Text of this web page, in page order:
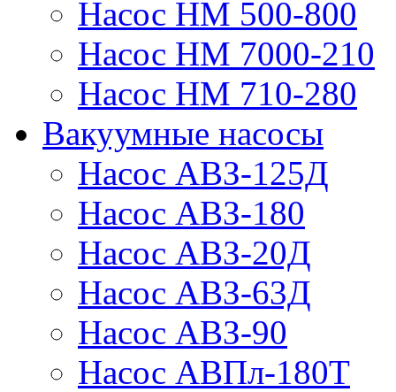
Насос НМ 500-800
Насос НМ 7000-210
Насос НМ 710-280
Вакуумные насосы
Насос АВЗ-125Д
Насос АВЗ-180
Насос АВЗ-20Д
Насос АВЗ-63Д
Насос АВЗ-90
Насос АВПл-180Т